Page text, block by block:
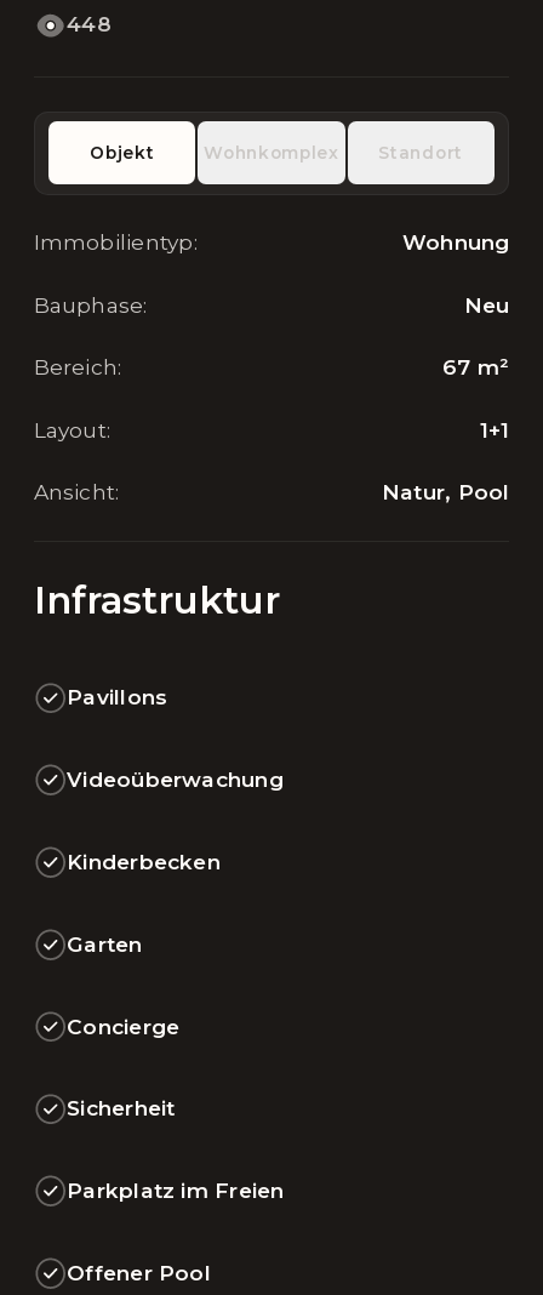
448
Objekt Wohnkomplex Standort
Immobilientyp: Wohnung
Bauphase: Neu
Bereich: 67 m²
Layout: 1+1
Ansicht: Natur, Pool
Infrastruktur
Pavillons
Videoüberwachung
Kinderbecken
Garten
Concierge
Sicherheit
Parkplatz im Freien
Offener Pool